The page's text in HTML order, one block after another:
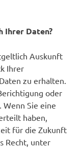
Ihrer Daten?
Auskunft
Ihrer
zu erhalten.
oder
Wenn Sie eine
haben,
für die Zukunft
Recht, unter